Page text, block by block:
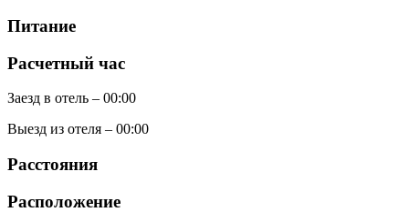
Питание
Расчетный час
Заезд в отель – 00:00
Выезд из отеля – 00:00
Расстояния
Расположение